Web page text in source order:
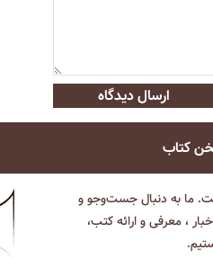
ارسال دیدگاه
کتاب
ما به دنبال جست‌و‌جو و
، معرفی و ارائه کتب،